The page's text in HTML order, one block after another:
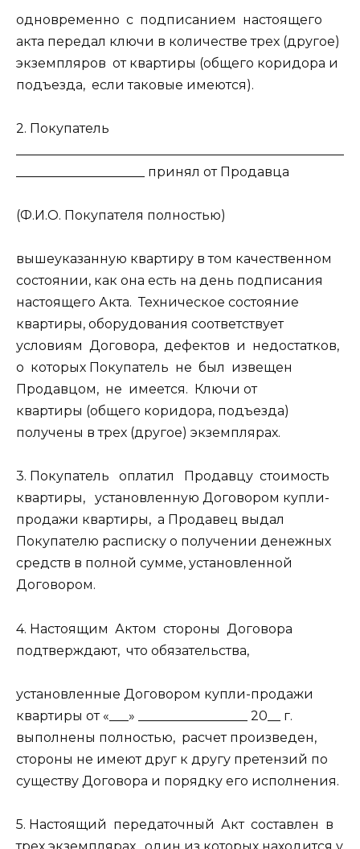
одновременно с подписанием настоящего
акта передал ключи в количестве трех (другое)
экземпляров от квартиры (общего коридора и
подъезда, если таковые имеются).
2. Покупатель
____________________ принял от Продавца
(Ф.И.О. Покупателя полностью)
вышеуказанную квартиру в том качественном
состоянии, как она есть на день подписания
настоящего Акта. Техническое состояние
квартиры, оборудования соответствует
условиям Договора, дефектов и недостатков,
о которых Покупатель не был извещен
Продавцом, не имеется. Ключи от
квартиры (общего коридора, подъезда)
получены в трех (другое) экземплярах.
3. Покупатель оплатил Продавцу стоимость
квартиры, установленную Договором купли-
продажи квартиры, а Продавец выдал
Покупателю расписку о получении денежных
средств в полной сумме, установленной
Договором.
4. Настоящим Актом стороны Договора
подтверждают, что обязательства,
установленные Договором купли-продажи
квартиры от «___» _________________ 20__ г.
выполнены полностью, расчет произведен,
стороны не имеют друг к другу претензий по
существу Договора и порядку его исполнения.
5. Настоящий передаточный Акт составлен в